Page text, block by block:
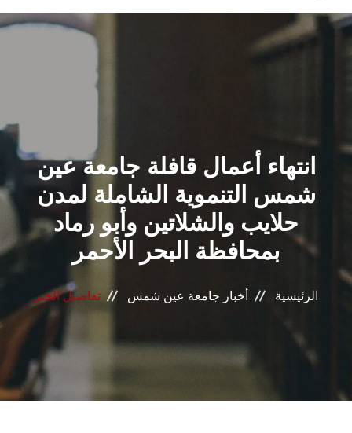
القطاعـات
الشئون الأكاديمية
البحث العلمي
الرعاية الصحية
المراكز والوحدات
الأنظمة الذكية
الإعلام
انتهاء أعمال قافلة جامعة عين
شمس التنموية الشاملة لمدن
حلايب والشلاتين وأبو رماد
بمحافظة البحر الأحمر
الرئيسية أخبار جامعة عين شمس تفاصيل الخبر